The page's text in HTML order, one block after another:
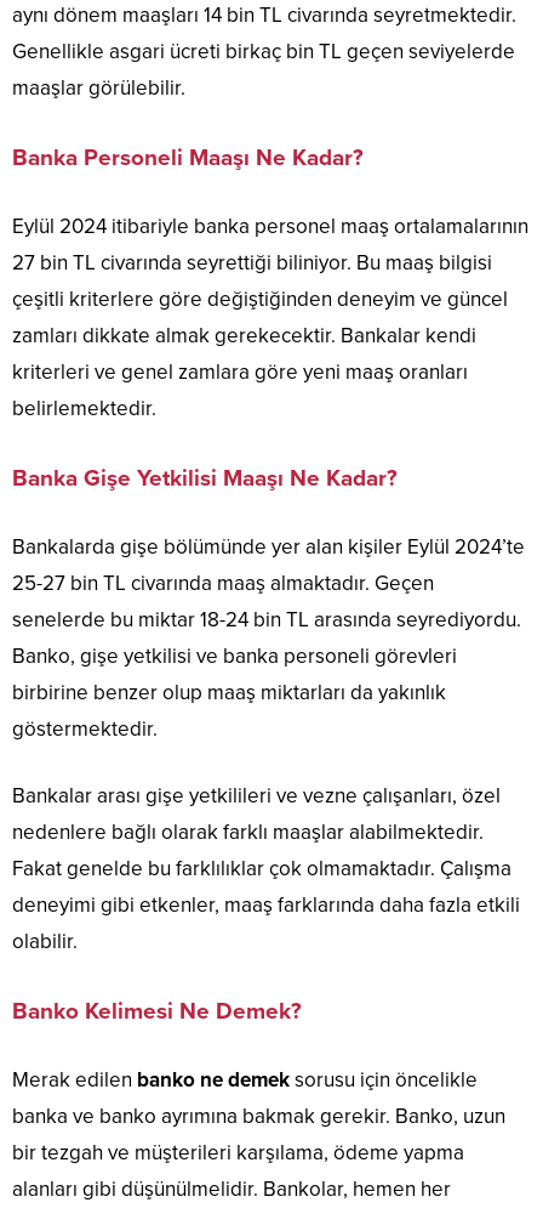
aynı dönem maaşları 14 bin TL civarında seyretmektedir.
Genellikle asgari ücreti birkaç bin TL geçen seviyelerde
maaşlar görülebilir.
Banka Personeli Maaşı Ne Kadar?
Eylül 2024 itibariyle banka personel maaş ortalamalarının
27 bin TL civarında seyrettiği biliniyor. Bu maaş bilgisi
çeşitli kriterlere göre değiştiğinden deneyim ve güncel
zamları dikkate almak gerekecektir. Bankalar kendi
kriterleri ve genel zamlara göre yeni maaş oranları
belirlemektedir.
Banka Gişe Yetkilisi Maaşı Ne Kadar?
Bankalarda gişe bölümünde yer alan kişiler Eylül 2024’te
25-27 bin TL civarında maaş almaktadır. Geçen
senelerde bu miktar 18-24 bin TL arasında seyrediyordu.
Banko, gişe yetkilisi ve banka personeli görevleri
birbirine benzer olup maaş miktarları da yakınlık
göstermektedir.
Bankalar arası gişe yetkilileri ve vezne çalışanları, özel
nedenlere bağlı olarak farklı maaşlar alabilmektedir.
Fakat genelde bu farklılıklar çok olmamaktadır. Çalışma
deneyimi gibi etkenler, maaş farklarında daha fazla etkili
olabilir.
Banko Kelimesi Ne Demek?
Merak edilen banko ne demeksorusu için öncelikle
banka ve banko ayrımına bakmak gerekir. Banko, uzun
bir tezgah ve müşterileri karşılama, ödeme yapma
alanları gibi düşünülmelidir. Bankolar, hemen her